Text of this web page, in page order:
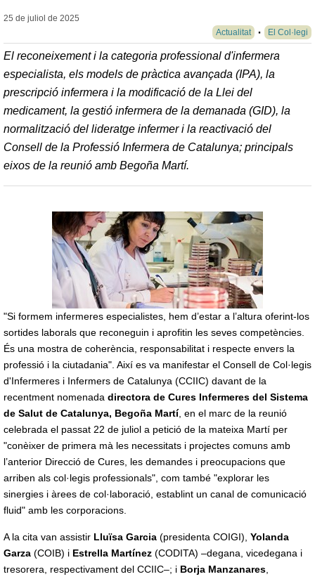
25 de juliol de 2025
Actualitat
El Col·legi
El reconeixement i la categoria professional d'infermera
especialista, els models de pràctica avançada (IPA), la
prescripció infermera i la modificació de la Llei del
medicament, la gestió infermera de la demanada (GID), la
normalització del lideratge infermer i la reactivació del
Consell de la Professió Infermera de Catalunya; principals
eixos de la reunió amb Begoña Martí.
"Si formem infermeres especialistes, hem d’estar a l’altura oferint-los
sortides laborals que reconeguin i aprofitin les seves competències.
És una mostra de coherència, responsabilitat i respecte envers la
professió i la ciutadania". Així es va manifestar el Consell de Col·legis
d'Infermeres i Infermers de Catalunya (CCIIC) davant de la
recentment nomenada directora de Cures Infermeres del Sistema
de Salut de Catalunya, Begoña Martí, en el marc de la reunió
celebrada el passat 22 de juliol a petició de la mateixa Martí per
"conèixer de primera mà les necessitats i projectes comuns amb
l’anterior Direcció de Cures, les demandes i preocupacions que
arriben als col·legis professionals", com també "explorar les
sinergies i àrees de col·laboració, establint un canal de comunicació
fluid" amb les corporacions.
A la cita van assistir Lluïsa Garcia (presidenta COIGI), Yolanda
Garza (COIB) i Estrella Martínez (CODITA) –degana, vicedegana i
tresorera, respectivament del CCIIC–; i Borja Manzanares,